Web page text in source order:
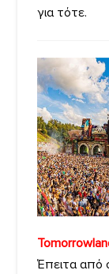
για τότε.
Έπειτα από